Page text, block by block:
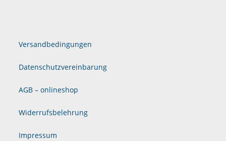
Versandbedingungen
Datenschutzvereinbarung
AGB – onlineshop
Widerrufsbelehrung
Impressum